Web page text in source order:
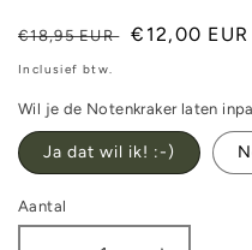
Normale
prijs
€18,95 EUR €12,00 EUR
Inclusief btw.
Wil je de Notenkraker laten
Ja dat wil ik! :-)
Aantal